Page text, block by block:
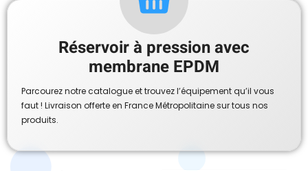
Réservoir à pression avec
membrane EPDM
Parcourez notre catalogue et trouvez l’équipement qu’il vous
faut ! Livraison offerte en France Métropolitaine sur tous nos
produits.